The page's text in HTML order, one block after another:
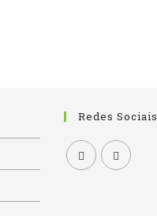
Redes Sociais